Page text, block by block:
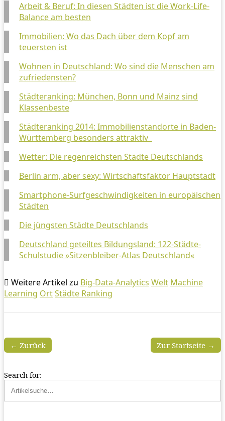
Arbeit & Beruf: In diesen Städten ist die Work-Life-
Balance am besten
Immobilien: Wo das Dach über dem Kopf am
teuersten ist
Wohnen in Deutschland: Wo sind die Menschen am
zufriedensten?
Städteranking: München, Bonn und Mainz sind
Klassenbeste
Städteranking 2014: Immobilienstandorte in Baden-
Württemberg besonders attraktiv
Wetter: Die regenreichsten Städte Deutschlands
Berlin arm, aber sexy: Wirtschaftsfaktor Hauptstadt
Smartphone-Surfgeschwindigkeiten in europäischen
Städten
Die jüngsten Städte Deutschlands
Deutschland geteiltes Bildungsland: 122-Städte-
Schulstudie »Sitzenbleiber-Atlas Deutschland«
Weitere Artikel zu Big-Data-Analytics Welt Machine
Learning OrtStädte Ranking
Zur Startseite →
← Zurück
Search for: